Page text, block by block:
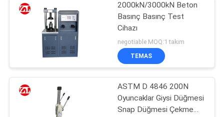
Ambalaj test
cihazları
105
2000kN/3000kN Beton
Basınç Basınç Test
Cihazı
negotiable MOQ:1 takım
TEMAS
ASTM D 4846 200N
Oyuncaklar Giysi Düğmesi
Snap Düğmesi Çekme